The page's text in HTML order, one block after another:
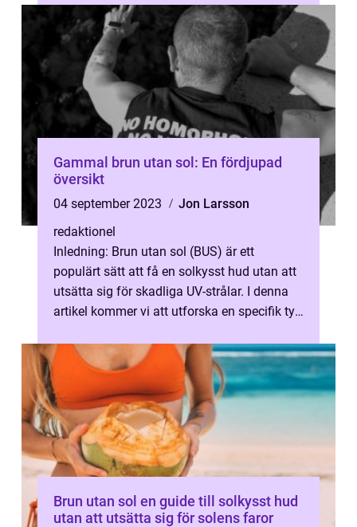
Gammal brun utan sol: En fördjupad
översikt
04 september 2023
Jon Larsson
redaktionel
Inledning: Brun utan sol (BUS) är ett
populärt sätt att få en solkysst hud utan att
utsätta sig för skadliga UV-strålar. I denna
artikel kommer vi att utforska en specifik typ
Brun utan sol en guide till solkysst hud
utan att utsätta sig för solens faror